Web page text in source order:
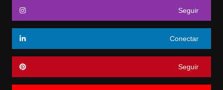
Seguir
Conectar
Seguir